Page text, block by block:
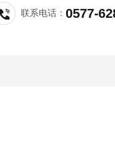
以自由组合；
联系电话：0577-